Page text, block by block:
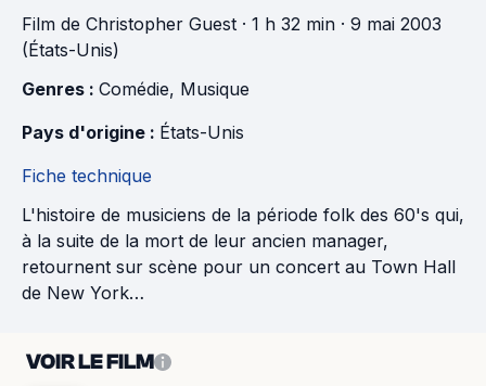
Film de Christopher Guest · 1 h 32 min · 9 mai 2003
(États-Unis)
Genres : Comédie, Musique
Pays d'origine : États-Unis
Fiche technique
L'histoire de musiciens de la période folk des 60's qui,
à la suite de la mort de leur ancien manager,
retournent sur scène pour un concert au Town Hall
de New York…
VOIR LE FILM